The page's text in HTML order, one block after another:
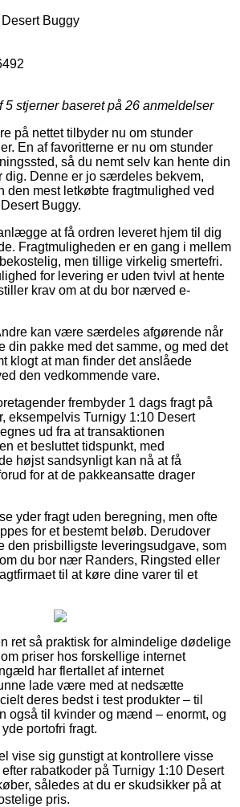
Buggy
5 stjerner baseret på 26 anmeldelser
på nettet tilbyder nu om stunder
En af favoritterne er nu om stunder
så du nemt selv kan hente din
dig. Denne er jo særdeles bekvem,
den mest letkøbte fragtmulighed ved
Buggy.
at få ordren leveret hjem til dig
Fragtmuligheden er en gang i mellem
men tillige virkelig smertefri.
for levering er uden tvivl at hente
krav om at du bor nærved e-
kan være særdeles afgørende når
din pakke med det samme, og med det
klogt at man finder det anslåede
den vedkommende vare.
frembyder 1 dags fragt på
eksempelvis Turnigy 1:10 Desert
ud fra at transaktionen
et besluttet tidspunkt, med
højst sandsynligt kan nå at få
for at de pakkeansatte drager
yder fragt uden beregning, men ofte
for et bestemt beløb. Derudover
den prisbilligste leveringsudgave, som
du bor nær Randers, Ringsted eller
til at køre dine varer til et
ret så praktisk for almindelige dødelige
priser hos forskellige internet
har flertallet af internet
lade være med at nedsætte
deres bedst i test produkter – til
også til kvinder og mænd – enormt, og
portofri fragt.
vise sig gunstigt at kontrollere visse
rabatkoder på Turnigy 1:10 Desert
således at du er skudsikker på at
pris.